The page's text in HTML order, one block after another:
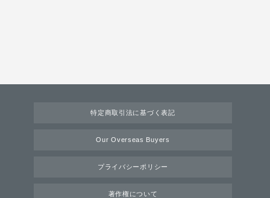
特定商取引法に基づく表記
Our Overseas Buyers
プライバシーポリシー
著作権について